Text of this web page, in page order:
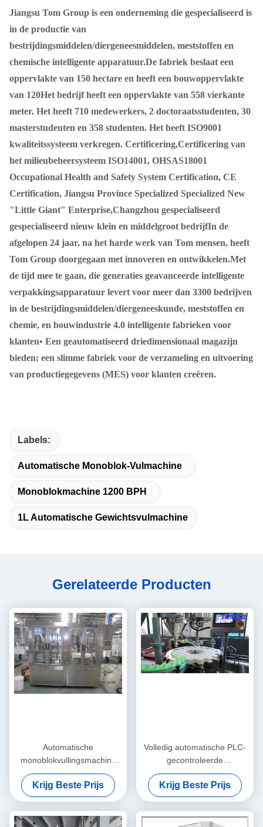
Jiangsu Tom Group is een onderneming die gespecialiseerd is
in de productie van
bestrijdingsmiddelen/diergeneesmiddelen, meststoffen en
chemische intelligente apparatuur.De fabriek beslaat een
oppervlakte van 150 hectare en heeft een bouwoppervlakte
van 120Het bedrijf heeft een oppervlakte van 558 vierkante
meter. Het heeft 710 medewerkers, 2 doctoraatsstudenten, 30
masterstudenten en 358 studenten. Het heeft ISO9001
kwaliteitssysteem verkregen. Certificering,Certificering van
het milieubeheersysteem ISO14001, OHSAS18001
Occupational Health and Safety System Certification, CE
Certification, Jiangsu Province Specialized Specialized New
"Little Giant" Enterprise,Changzhou gespecialiseerd
gespecialiseerd nieuw klein en middelgroot bedrijfIn de
afgelopen 24 jaar, na het harde werk van Tom mensen, heeft
Tom Group doorgegaan met innoveren en ontwikkelen.Met
de tijd mee te gaan, die generaties geavanceerde intelligente
verpakkingsapparatuur levert voor meer dan 3300 bedrijven
in de bestrijdingsmiddelen/diergeneeskunde, meststoffen en
chemie, en bouwindustrie 4.0 intelligente fabrieken voor
klanten• Een geautomatiseerd driedimensionaal magazijn
bieden; een slimme fabriek voor de verzameling en uitvoering
van productiegegevens (MES) voor klanten creëren.
Labels:
Automatische Monoblok-Vulmachine
Monoblokmachine 1200 BPH
1L Automatische Gewichtsvulmachine
Gerelateerde Producten
Automatische
monoblokvullingsmachine
voor het opvullen van de
capper
Krijg Beste Prijs
Volledig automatische PLC-
gecontroleerde
poederverpakkingsmachine
voor flessen
Krijg Beste Prijs